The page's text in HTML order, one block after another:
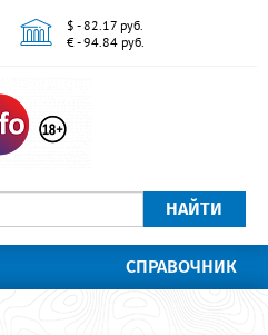
$ - 82.17 руб.
€ - 94.84 руб.
НАЙТИ
СПРАВОЧНИК